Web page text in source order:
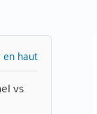
en haut
vs